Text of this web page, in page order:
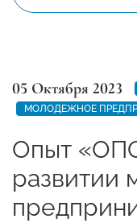
05 Октября 2023
МОЛОДЕЖНОЕ
Опыт
развитии